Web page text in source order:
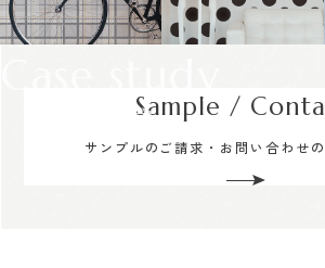
Sample /
サンプルのご請求・お問い合わせ